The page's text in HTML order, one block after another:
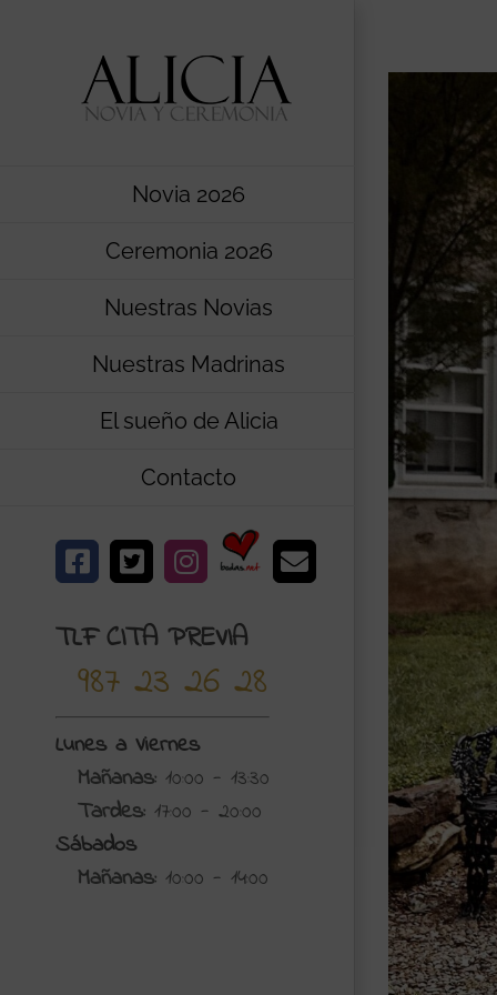
Novia 2026
Ceremonia 2026
Nuestras Novias
Nuestras Madrinas
El sueño de Alicia
Contacto
Facebook
X Instagram
Bodas.net
Correo
TLF CITA PREVIA
987 23 26 28
Lunes a Viernes
Mañanas: 10:00 - 13:30
Tardes: 17:00 - 20:00
Sábados
Mañanas: 10:00 - 14:00